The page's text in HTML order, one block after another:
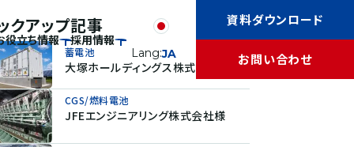
役立ち情報 採用情報
資料ダウンロード
お問い合わせ
Lang:JA
クアップ記事
蓄電池
大塚ホールディングス株式会社様
CGS/燃料電池
JFEエンジニアリング株式会社様